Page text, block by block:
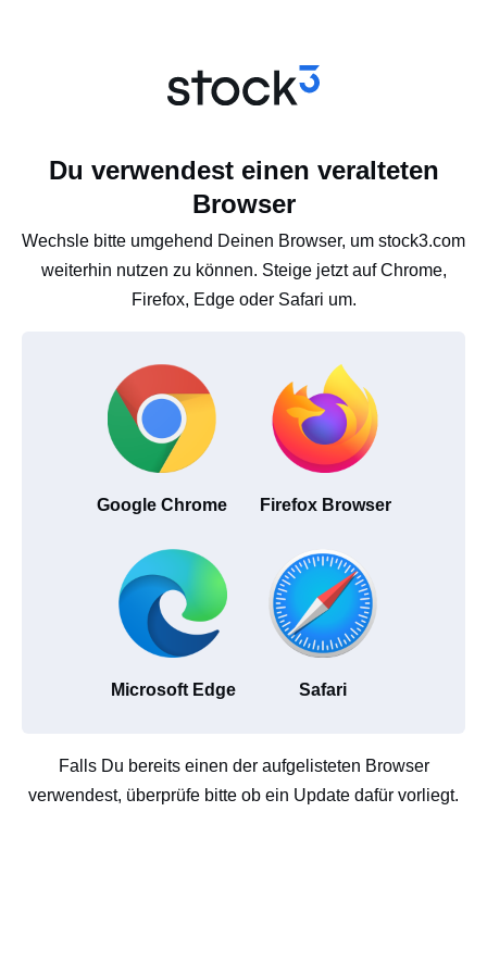
Du verwendest einen veralteten
Browser
Wechsle bitte umgehend Deinen Browser, um stock3.com
weiterhin nutzen zu können. Steige jetzt auf Chrome,
Firefox, Edge oder Safari um.
Google Chrome Firefox Browser
Microsoft Edge Safari
Falls Du bereits einen der aufgelisteten Browser
verwendest, überprüfe bitte ob ein Update dafür vorliegt.